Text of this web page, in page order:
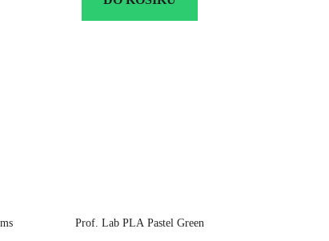
Prof. Lab PLA Pastel Green